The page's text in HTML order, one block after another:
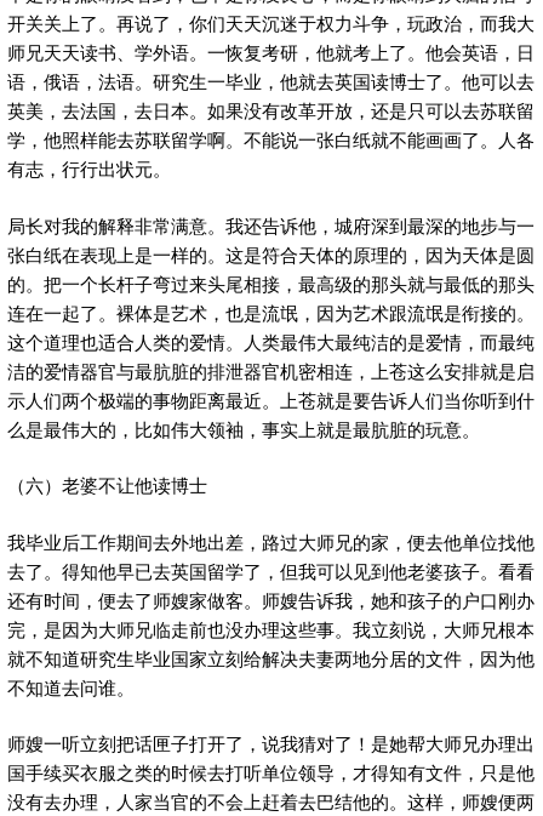
开关关上了。再说了，你们天天沉迷于权力斗争，玩政治，而我大
师兄天天读书、学外语。一恢复考研，他就考上了。他会英语，日
语，俄语，法语。研究生一毕业，他就去英国读博士了。他可以去
英美，去法国，去日本。如果没有改革开放，还是只可以去苏联留
学，他照样能去苏联留学啊。不能说一张白纸就不能画画了。人各
有志，行行出状元。
局长对我的解释非常满意。我还告诉他，城府深到最深的地步与一
张白纸在表现上是一样的。这是符合天体的原理的，因为天体是圆
的。把一个长杆子弯过来头尾相接，最高级的那头就与最低的那头
连在一起了。裸体是艺术，也是流氓，因为艺术跟流氓是衔接的。
这个道理也适合人类的爱情。人类最伟大最纯洁的是爱情，而最纯
洁的爱情器官与最肮脏的排泄器官机密相连，上苍这么安排就是启
示人们两个极端的事物距离最近。上苍就是要告诉人们当你听到什
么是最伟大的，比如伟大领袖，事实上就是最肮脏的玩意。
（六）老婆不让他读博士
我毕业后工作期间去外地出差，路过大师兄的家，便去他单位找他
去了。得知他早已去英国留学了，但我可以见到他老婆孩子。看看
还有时间，便去了师嫂家做客。师嫂告诉我，她和孩子的户口刚办
完，是因为大师兄临走前也没办理这些事。我立刻说，大师兄根本
就不知道研究生毕业国家立刻给解决夫妻两地分居的文件，因为他
不知道去问谁。
师嫂一听立刻把话匣子打开了，说我猜对了！是她帮大师兄办理出
国手续买衣服之类的时候去打听单位领导，才得知有文件，只是他
没有去办理，人家当官的不会上赶着去巴结他的。这样，师嫂便两